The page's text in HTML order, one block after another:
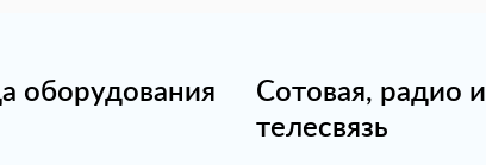
оборудования
Сотовая, радио и
телесвязь